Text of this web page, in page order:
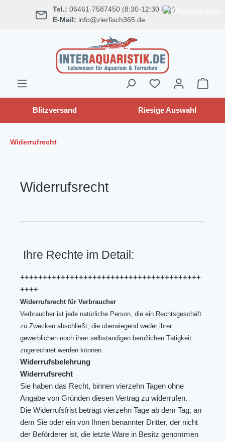
springen Tel.: 06461-7587450 (8:30-12:30 Uhr)
E-Mail: info@zierfisch365.de
Blitzversand Riesige Auswahl
Widerrufrecht
Widerrufs­recht
Ihre Rechte im Detail:
++++++++++++++++++++++++++++++++++++++++
++++
Widerrufsrecht für Verbraucher
Verbraucher ist jede natürliche Person, die ein Rechtsgeschäft
zu Zwecken abschließt, die überwiegend weder ihrer
gewerblichen noch ihrer selbständigen beruflichen Tätigkeit
zugerechnet werden können.
Widerrufsbelehrung
Widerrufsrecht
Sie haben das Recht, binnen vierzehn Tagen ohne
Angabe von Gründen diesen Vertrag zu widerrufen.
Die Widerrufsfrist beträgt vierzehn Tage ab dem Tag, an
dem Sie oder ein von Ihnen benannter Dritter, der nicht
der Beförderer ist, die letzte Ware in Besitz genommen